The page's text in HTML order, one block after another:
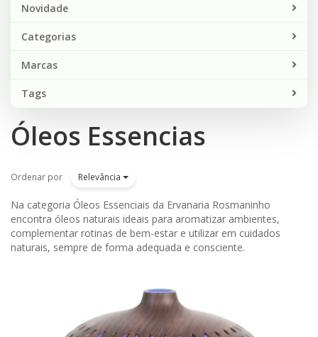
Novidade
Categorias
Marcas
Tags
Óleos Essencias
Ordenar por Relevância
Na categoria Óleos Essenciais da Ervanaria Rosmaninho
encontra óleos naturais ideais para aromatizar ambientes,
complementar rotinas de bem-estar e utilizar em cuidados
naturais, sempre de forma adequada e consciente.